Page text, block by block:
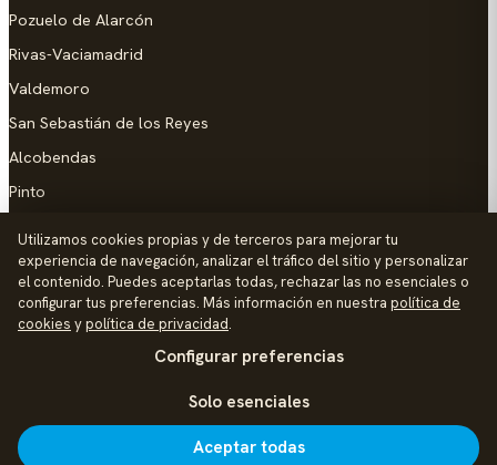
Pozuelo de Alarcón
Rivas-Vaciamadrid
Valdemoro
San Sebastián de los Reyes
Alcobendas
Pinto
AYUDA
Añadir empresa
Aviso Legal
Política de Cookies
Utilizamos cookies propias y de terceros para mejorar tu
experiencia de navegación, analizar el tráfico del sitio y personalizar
el contenido. Puedes aceptarlas todas, rechazar las no esenciales o
configurar tus preferencias. Más información en nuestra política de
cookies ypolítica de privacidad.
Configurar preferencias
Solo esenciales
Aceptar todas